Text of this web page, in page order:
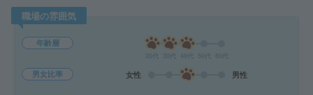
職場の雰囲気
年齢層
男女比率 女性 男性